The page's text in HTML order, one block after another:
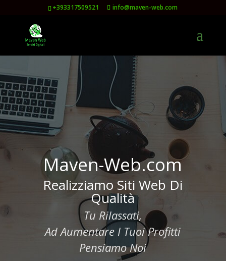
+393317509521 info@maven-web.com
Maven-Web.com
Realizziamo Siti Web Di
Qualità
Tu Rilassati,
Ad Aumentare I Tuoi Profitti
Pensiamo Noi